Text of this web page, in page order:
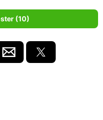
(10)